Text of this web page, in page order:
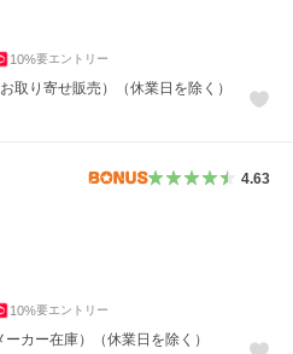
10%要エントリー
取り寄せ販売）（休業日を除く）
4.63
10%要エントリー
カー在庫）（休業日を除く）